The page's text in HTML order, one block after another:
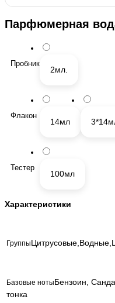
Парфюмерная
Пробник
2мл.
Флакон
14мл
Тестер
100мл
Характеристики
Группы
Базовые нотыБензоин,
тонка